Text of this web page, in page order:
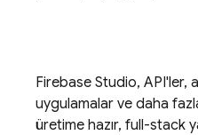
Firebase Studio, API'ler,
uygulamalar ve daha
üretime hazır, full-stack